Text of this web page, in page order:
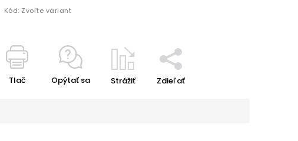
Kód: Zvoľte variant
Tlač Opýtať sa Strážiť Zdieľať